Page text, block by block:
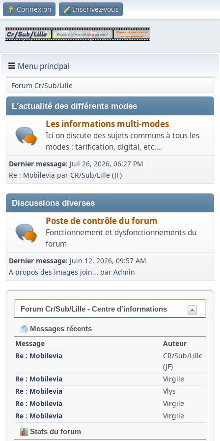
Connexion Inscrivez-vous
Menu principal
Forum Cr/Sub/Lille
L'actualité des différents modes
Les informations multi-modes
Ici on discute des sujets communs à tous les
modes : tarification, digital, etc....
Dernier message: Juil 26, 2026, 06:27 PM
Re : Mobilevia par CR/Sub/Lille (JF)
Discussions diverses
Poste de contrôle du forum
Fonctionnement et dysfonctionnements du
forum
Dernier message: Juin 12, 2026, 09:57 AM
A propos des images join... par Admin
Forum Cr/Sub/Lille - Centre d'informations
Messages récents
Message
Auteur
Re : Mobilevia
CR/Sub/Lille
(JF)
Re : Mobilevia
Virgile
Re : Mobilevia
Vlys
Re : Mobilevia
Virgile
Re : Mobilevia
Virgile
Stats du forum